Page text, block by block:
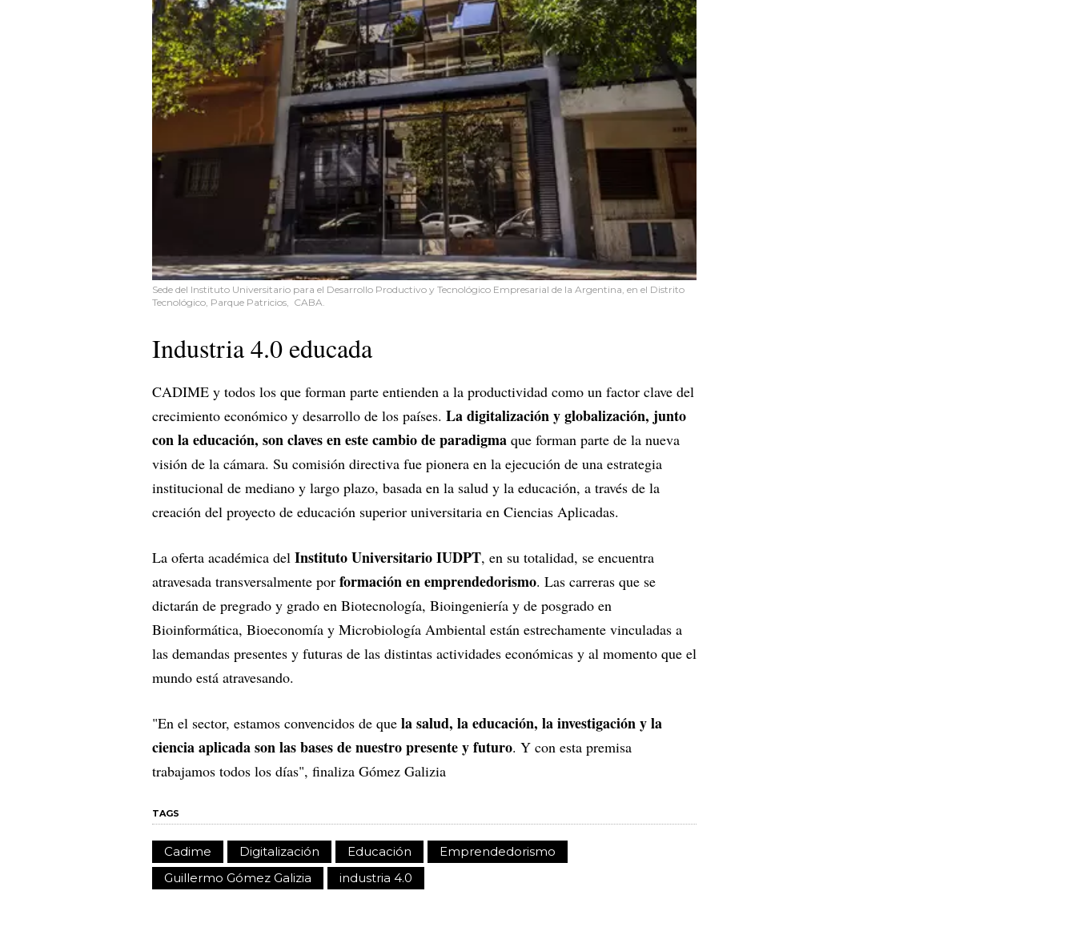
Sede del Instituto Universitario para el Desarrollo Productivo y Tecnológico Empresarial de la Argentina, en el Distrito
Tecnológico, Parque Patricios, CABA.
Industria 4.0 educada
CADIME y todos los que forman parte entienden a la productividad como un factor clave del
crecimiento económico y desarrollo de los países. La digitalización y globalización, junto
con la educación, son claves en este cambio de paradigma que forman parte de la nueva
visión de la cámara. Su comisión directiva fue pionera en la ejecución de una estrategia
institucional de mediano y largo plazo, basada en la salud y la educación, a través de la
creación del proyecto de educación superior universitaria en Ciencias Aplicadas.
La oferta académica del Instituto Universitario IUDPT, en su totalidad, se encuentra
atravesada transversalmente por formación en emprendedorismo. Las carreras que se
dictarán de pregrado y grado en Biotecnología, Bioingeniería y de posgrado en
Bioinformática, Bioeconomía y Microbiología Ambiental están estrechamente vinculadas a
las demandas presentes y futuras de las distintas actividades económicas y al momento que el
mundo está atravesando.
"En el sector, estamos convencidos de que la salud, la educación, la investigación y la
ciencia aplicada son las bases de nuestro presente y futuro. Y con esta premisa
trabajamos todos los días", finaliza Gómez Galizia
TAGS
Cadime Digitalización Educación
Emprendedorismo
Guillermo Gómez Galizia
industria 4.0